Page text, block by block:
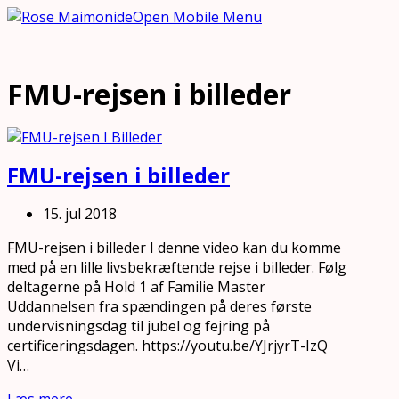
Open Mobile Menu
FMU-rejsen i billeder
FMU-rejsen i billeder
15. jul 2018
FMU-rejsen i billeder I denne video kan du komme
med på en lille livsbekræftende rejse i billeder. Følg
deltagerne på Hold 1 af Familie Master
Uddannelsen fra spændingen på deres første
undervisningsdag til jubel og fejring på
certificeringsdagen. https://youtu.be/YJrjyrT-IzQ
Vi…